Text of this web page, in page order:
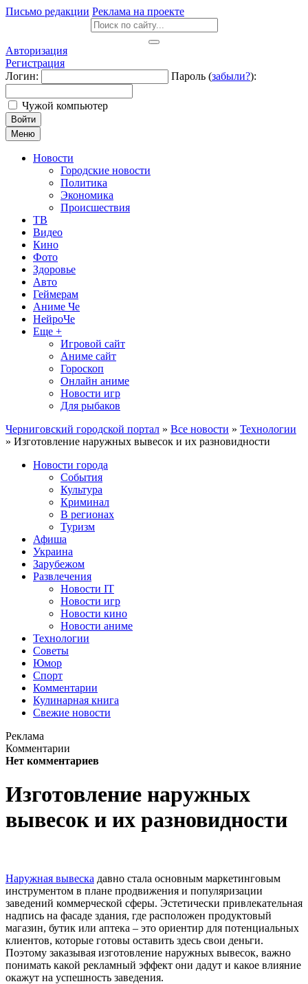
Письмо редакции Реклама на проекте
Авторизация
Регистрация
Логин:
Пароль (забыли?):
Чужой компьютер
Войти
Меню
Новости
Городские новости
Политика
Экономика
Происшествия
ТВ
Видео
Кино
Фото
Здоровье
Авто
Геймерам
Аниме Че
НейроЧе
Еще +
Игровой сайт
Аниме сайт
Гороскоп
Онлайн аниме
Новости игр
Для рыбаков
Черниговский городской портал » Все новости » Технологии
» Изготовление наружных вывесок и их разновидности
Новости города
События
Культура
Криминал
В регионах
Туризм
Афиша
Украина
Зарубежом
Развлечения
Новости IT
Новости игр
Новости кино
Новости аниме
Технологии
Советы
Юмор
Спорт
Комментарии
Кулинарная книга
Свежие новости
Реклама
Комментарии
Нет комментариев
Изготовление наружных
вывесок и их разновидности
Наружная вывеска давно стала основным маркетинговым
инструментом в плане продвижения и популяризации
заведений коммерческой сферы. Эстетически привлекательная
надпись на фасаде здания, где расположен продуктовый
магазин, бутик или аптека – это ориентир для потенциальных
клиентов, которые готовы оставить здесь свои деньги.
Поэтому заказывая изготовление наружных вывесок, важно
понимать какой рекламный эффект они дадут и какое влияние
окажут на успешность заведения.